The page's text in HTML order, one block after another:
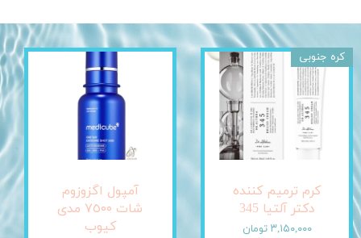
کرم ترمیم کننده
دکتر آلتیا 345
۳,۱۵۰,۰۰۰ تومان
کره جنوبی
آمپول اگزوزوم
شات ٧٥٠٠ مدی
کیوب